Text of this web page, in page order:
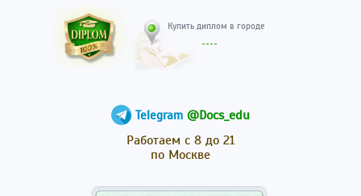
Telegram @Docs_edu
Работаем с 8 до 21
по Москве